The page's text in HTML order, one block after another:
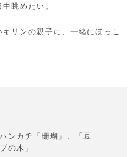
眺めたい。
リンの親子に、一緒にほっこ
ンカチ「珊瑚」、「豆
の木」